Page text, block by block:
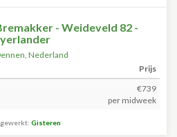
- Weideveld 82 -
, Nederland
Prijs
€739
per midweek
Gisteren